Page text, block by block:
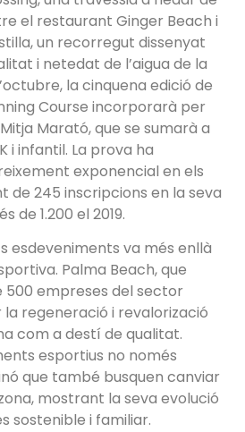
el restaurant Ginger Beach i
un recorregut dissenyat
i netedat de l’aigua de la
la cinquena edició de
Course incorporarà per
Marató, que se sumarà a
i infantil. La prova ha
exponencial en els
de 245 inscripcions en la seva
de 1.200 el 2019.
esdeveniments va més enllà
Palma Beach, que
empreses del sector
regeneració i revalorizació
com a destí de qualitat.
esportius no només
que també busquen canviar
mostrant la seva evolució
sostenible i familiar.